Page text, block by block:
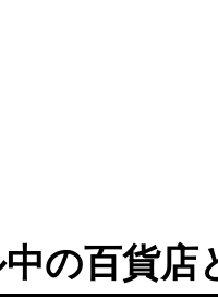
の百貨店